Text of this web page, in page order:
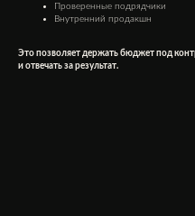
Проверенные подрядчики
Внутренний продакшн
Это позволяет держать бюджет под
и отвечать за результат.